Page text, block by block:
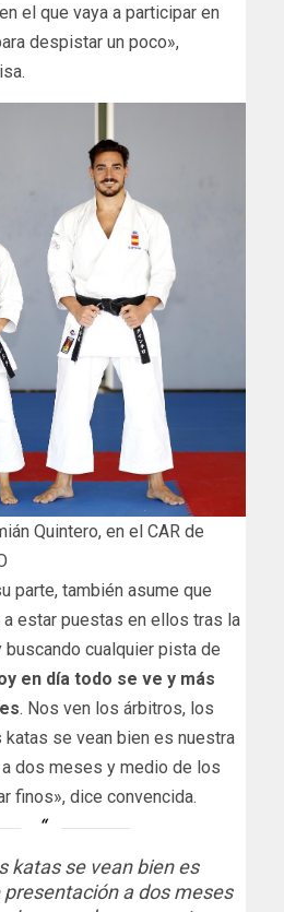
el que vaya a participar en
despistar un poco»,
Quintero, en el CAR de
parte, también asume que
estar puestas en ellos tras la
cualquier pista de
en día todo se ve y más
. Nos ven los árbitros, los
se vean bien es nuestra
dos meses y medio de los
finos», dice convencida.
katas se vean bien es
a dos meses